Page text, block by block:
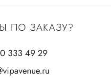
ПО ЗАКАЗУ?
333 49 29